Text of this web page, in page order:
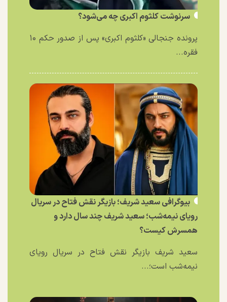
سرنوشت کلثوم اکبری چه می‌شود؟
پرونده جنجالی «کلثوم اکبری» پس از صدور حکم ۱۰
فقره...
بیوگرافی سعید شریف؛ بازیگر نقش فتاح در سریال
رویای نیمه‌شب؛ سعید شریف چند سال دارد و
همسرش کیست؟
سعید شریف بازیگر نقش فتاح در سریال رویای
نیمه‌شب است؛...